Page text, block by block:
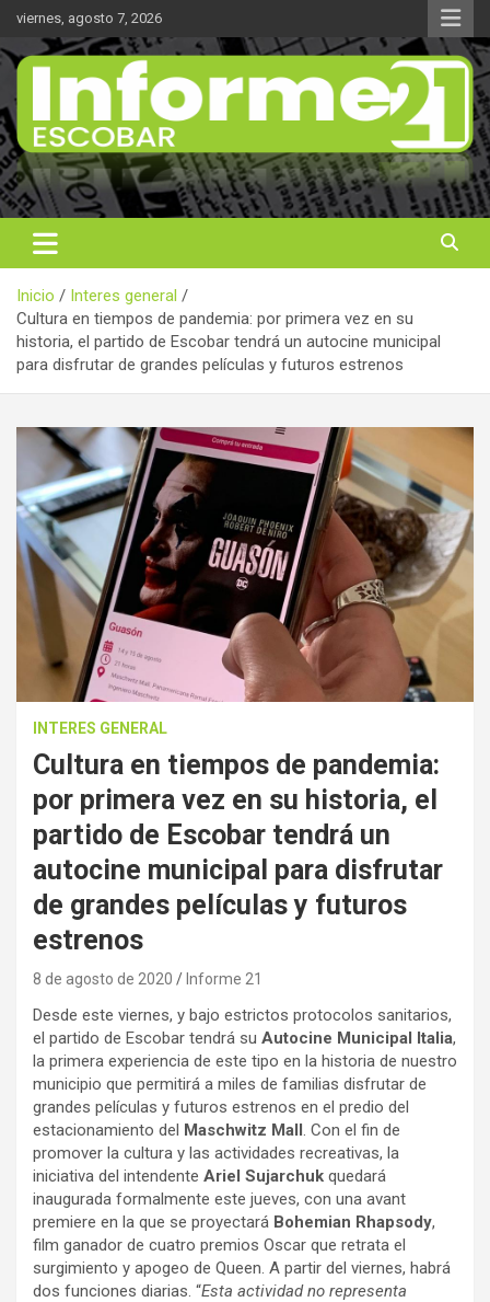
Saltar
contenido
viernes, agosto 7, 2026
Informe 21
Noticas reales
Inicio
Interes general
Cultura en tiempos de pandemia: por primera vez en su
historia, el partido de Escobar tendrá un autocine municipal
para disfrutar de grandes películas y futuros estrenos
INTERES GENERAL
Cultura en tiempos de pandemia:
por primera vez en su historia, el
partido de Escobar tendrá un
autocine municipal para disfrutar
de grandes películas y futuros
estrenos
8 de agosto de 2020 Informe 21
Desde este viernes, y bajo estrictos protocolos sanitarios,
el partido de Escobar tendrá su Autocine Municipal Italia,
la primera experiencia de este tipo en la historia de nuestro
municipio que permitirá a miles de familias disfrutar de
grandes películas y futuros estrenos en el predio del
estacionamiento del Maschwitz Mall. Con el fin de
promover la cultura y las actividades recreativas, la
iniciativa del intendente Ariel Sujarchuk quedará
inaugurada formalmente este jueves, con una avant
premiere en la que se proyectará Bohemian Rhapsody,
film ganador de cuatro premios Oscar que retrata el
surgimiento y apogeo de Queen. A partir del viernes, habrá
dos funciones diarias. “Esta actividad no representa